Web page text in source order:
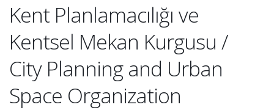
Kent Planlamacılığı ve
Kentsel Mekan Kurgusu /
City Planning and Urban
Space Organization